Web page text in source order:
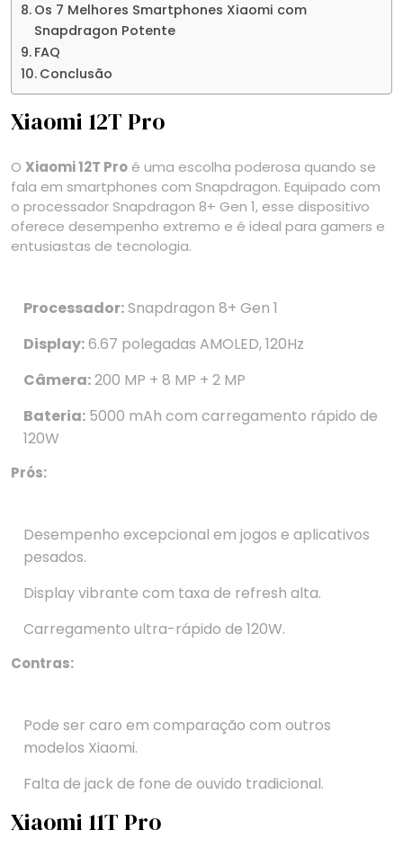
Os 7 Melhores Smartphones Xiaomi com
Snapdragon Potente
FAQ
Conclusão
Xiaomi 12T Pro
O Xiaomi 12T Pro é uma escolha poderosa quando se
fala em smartphones com Snapdragon. Equipado com
o processador Snapdragon 8+ Gen 1, esse dispositivo
oferece desempenho extremo e é ideal para gamers e
entusiastas de tecnologia.
Processador:Snapdragon 8+ Gen 1
Display:6.67 polegadas AMOLED, 120Hz
Câmera:200 MP + 8 MP + 2 MP
Bateria: 5000 mAh com carregamento rápido de
120W
Prós:
Desempenho excepcional em jogos e aplicativos
pesados.
Display vibrante com taxa de refresh alta.
Carregamento ultra-rápido de 120W.
Contras:
Pode ser caro em comparação com outros
modelos Xiaomi.
Falta de jack de fone de ouvido tradicional.
Xiaomi 11T Pro